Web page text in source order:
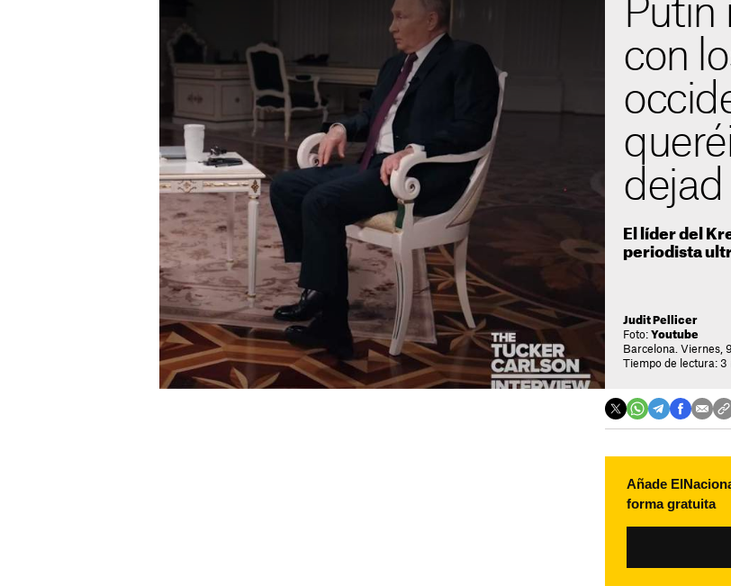
Putin
con
dejad
El líder del
periodista
Judit Pellicer
Foto: Youtube
Barcelona. Viernes,
Tiempo de lectura: 3
Añade
forma gratuita